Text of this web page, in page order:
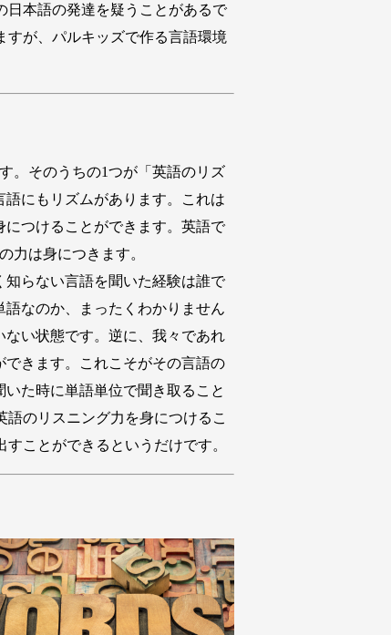
日本語の発達を疑うことがあるで
すが、パルキッズで作る言語環境
。そのうちの1つが「英語のリズ
にもリズムがあります。これは
つけることができます。英語で
力は身につきます。
らない言語を聞いた経験は誰で
なのか、まったくわかりません
い状態です。逆に、我々であれ
きます。これこそがその言語の
た時に単語単位で聞き取ること
のリスニング力を身につけるこ
ことができるというだけです。